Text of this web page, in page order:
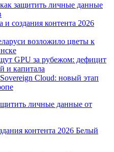
защитить личные данные
создания контента 2026
возложило цветы к
GPU за рубежом: дефицит
и капитала
Cloud: новый этап
личные данные от
контента 2026 Белый